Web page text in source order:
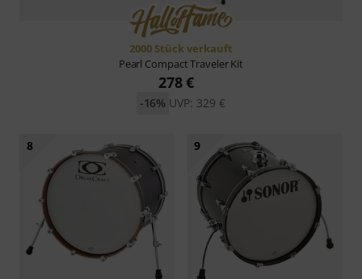
2000 Stück verkauft
Pearl Compact Traveler Kit
278 €
UVP: 329 €
-16%
8 9